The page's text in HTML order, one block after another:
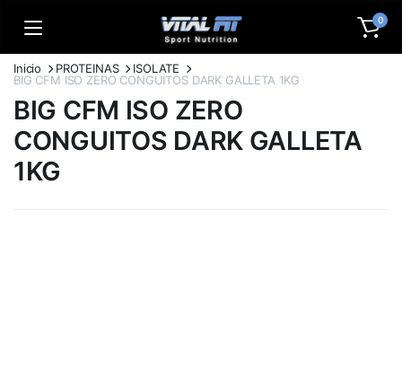
0
Inicio PROTEINAS
ISOLATE
BIG CFM ISO ZERO CONGUITOS DARK GALLETA 1KG
BIG CFM ISO ZERO
CONGUITOS DARK GALLETA
1KG